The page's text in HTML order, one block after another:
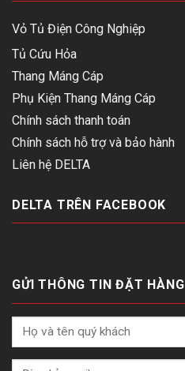
Vỏ Tủ Điện Công Nghiệp
Tủ Cứu Hỏa
Thang Máng Cáp
Phụ Kiện Thang Máng Cáp
Chính sách thanh toán
Chính sách hỗ trợ và bảo hành
Liên hệ DELTA
DELTA TRÊN FACEBOOK
GỬI THÔNG TIN ĐẶT HÀNG